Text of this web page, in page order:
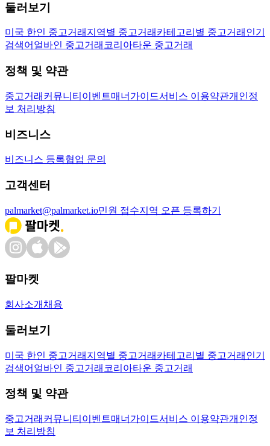
둘러보기
미국 한인 중고거래 지역별 중고거래 카테고리별 중고거래 인기
검색어 얼바인 중고거래 코리아타운 중고거래
정책 및 약관
중고거래 커뮤니티 이벤트매너가이드서비스 이용약관개인정
보 처리방침
비즈니스
비즈니스 등록협업 문의
고객센터
palmarket@palmarket.io민원 접수지역 오픈 등록하기
팔마켓
회사소개 채용
둘러보기
미국 한인 중고거래 지역별 중고거래 카테고리별 중고거래 인기
검색어 얼바인 중고거래 코리아타운 중고거래
정책 및 약관
중고거래 커뮤니티 이벤트매너가이드서비스 이용약관개인정
보 처리방침